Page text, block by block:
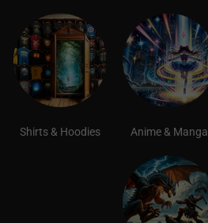
Shirts & Hoodies Anime & Manga